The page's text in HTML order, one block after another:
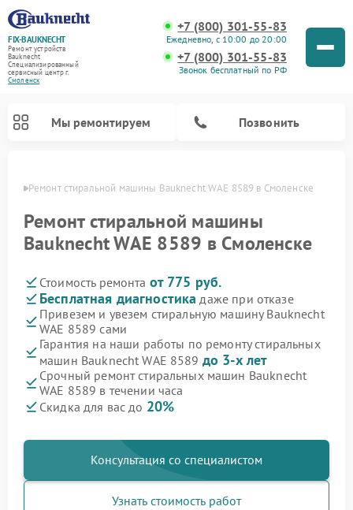
FIX-BAUKNECHT
Ремонт устройств
Bauknecht
Специализированный
cервисный центр г.
Смоленск
+7 (800) 301-55-83
Ежедневно, с 10:00 до 20:00
+7 (800) 301-55-83
Звонок бесплатный по РФ
Мы ремонтируем Позвонить
Ремонт стиральной машины Bauknecht WAE 8589 в Смоленске
Ремонт стиральной машины
Bauknecht WAE 8589 в Смоленске
Стоимость ремонта от 775 руб.
Бесплатная диагностика даже при отказе
Привезем и увезем стиральную машину Bauknecht
WAE 8589 сами
Гарантия на наши работы по ремонту стиральных
машин Bauknecht WAE 8589 до 3-х лет
Срочный ремонт стиральных машин Bauknecht
WAE 8589 в течении часа
Скидка для вас до 20%
Консультация со специалистом
Узнать стоимость работ